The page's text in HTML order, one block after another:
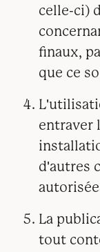
celle-ci)
finaux,
que ce
entraver
d'autres
La
tout